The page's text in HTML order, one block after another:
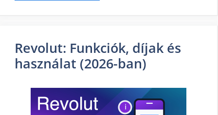
Revolut: Funkciók, díjak és
használat (2026-ban)